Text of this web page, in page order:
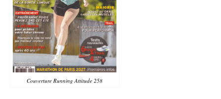
Couverture Running Attitude 258